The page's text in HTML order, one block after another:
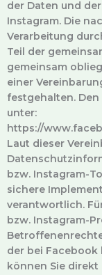
der Daten und
Instagram. Die
Verarbeitung
Teil der
gemeinsam
einer
festgehalten.
unter:
https://
Laut dieser
bzw. Instagram-
sichere
verantwortlich.
bzw. Instagram-
der bei Facebook
können Sie